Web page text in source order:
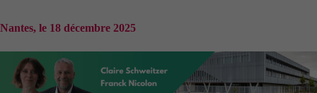
Nantes, le 18 décembre 2025